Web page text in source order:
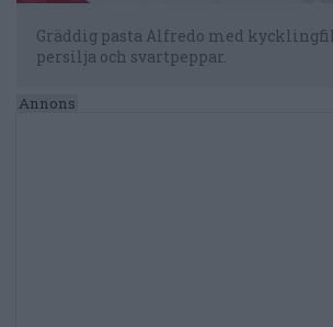
Gräddig pasta Alfredo med
persilja och svartpeppar.